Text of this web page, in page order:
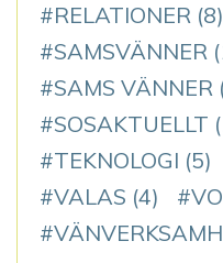
RELATIONER (8)
SAMSVÄNNER
SAMS VÄNNER
SOSAKTUELLT
TEKNOLOGI (5)
VALAS (4)